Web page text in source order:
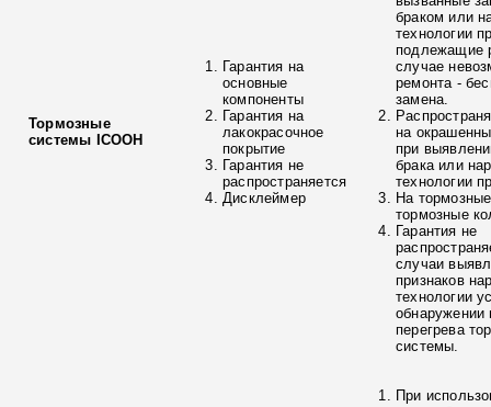
Тормозные
системы ICOOH
Гарантия на
основные
компоненты
Гарантия на
лакокрасочное
покрытие
Гарантия не
распространяется
Дисклеймер
браком или
технологии
подлежащие
случае
ремонта -
замена.
на
при
брака или
технологии
На
тормозные
Гарантия не
случаи
признаков
технологии
обнаружении
перегрева
системы.
При